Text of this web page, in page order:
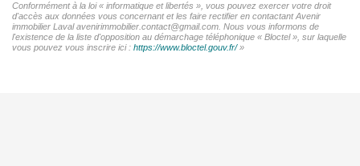
Conformément à la loi « informatique et libertés », vous pouvez exercer votre droit
d'accès aux données vous concernant et les faire rectifier en contactant Avenir
immobilier Laval avenirimmobilier.contact@gmail.com. Nous vous informons de
l'existence de la liste d'opposition au démarchage téléphonique « Bloctel », sur laquelle
vous pouvez vous inscrire ici : https://www.bloctel.gouv.fr/»